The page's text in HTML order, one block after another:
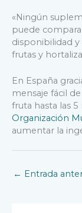
«Ningún
puede
disponibilidad y
frutas y
En España
mensaje fácil
fruta hasta las
Organización
aumentar la
← Entrada